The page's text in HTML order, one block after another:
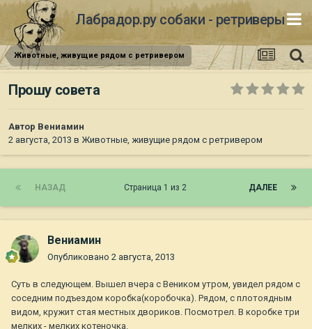
Лабрадор.ру собаки - ретриверы
Животные, живущие рядом с ретривером
Прошу совета
Автор Вениамин
2 августа, 2013 в Животные, живущие рядом с ретривером
НАЗАД ДАЛЕЕ
Страница 1 из 2
Вениамин
Опубликовано 2 августа, 2013
Суть в следующем. Вышел вчера с Веником утром, увидел рядом с
соседним подъездом коробка(коробочка). Рядом, с плотоядным
видом, кружит стая местных двориков. Посмотрел. В коробке три
мелких - мелких котеночка.